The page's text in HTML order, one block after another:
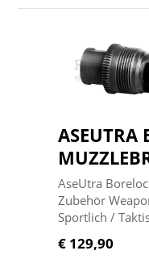
ASEUTRA
AseUtra
Zubehör
Sportlich /
€ 129,90